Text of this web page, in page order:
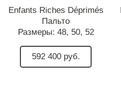
Enfants Riches Déprimés
Пальто
Размеры: 48, 50, 52
592 400 руб.